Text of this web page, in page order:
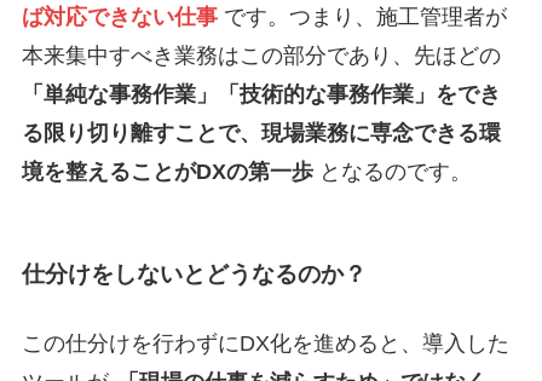
ば対応できない仕事です。つまり、施工管理者が
本来集中すべき業務はこの部分であり、先ほどの
「単純な事務作業」「技術的な事務作業」をでき
る限り切り離すことで、現場業務に専念できる環
境を整えることがDXの第一歩となるのです。
仕分けをしないとどうなるのか？
この仕分けを行わずにDX化を進めると、導入した